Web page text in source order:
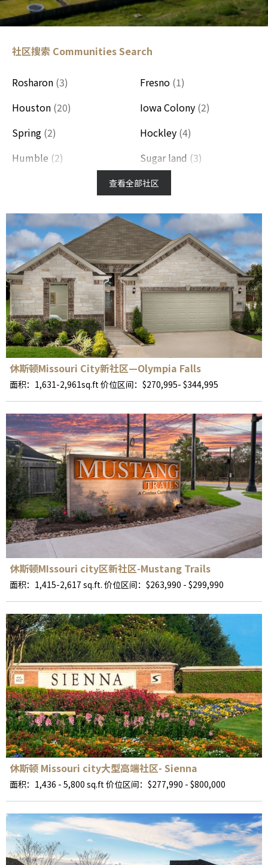
社区搜索 Communities Search
Rosharon (3) Fresno (1)
Houston (20) Iowa Colony (2)
Spring (2) Hockley (4)
Humble (2) Sugar land (3)
Katy
Missouri City
(4) Fulshear(7)
Tomball(5) Manvel(6)
Conroe(4) Pearland(3)
Brookshire(2) The Woodlands (2)
查看全部社区
休斯顿Missouri City新社区—Olympia Falls
面积：1,631-2,961sq.ft 价位区间：$270,995- $344,995
休斯顿MIssouri city区新社区-Mustang Trails
面积：1,415-2,617 sq.ft. 价位区间：$263,990 - $299,990
休斯顿 Missouri city大型高端社区- Sienna
面积：1,436 - 5,800 sq.ft 价位区间：$277,990 - $800,000